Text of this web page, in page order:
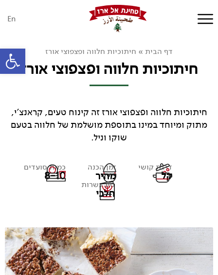
פתח
En
דף הבית » חיתוכיות חלווה ופצפוצי אורז
חיתוכיות חלווה ופצפוצי אורז
חיתוכיות חלווה ופצפוצי אורז זה קינוח טעים, קראנצ'י,
מתוק ומיוחד במינו בתוספת מושלמת של חלווה בטעם
שוקו וניל.
דרגת קושי
קל
זמן הכנה
מהיר
כמות סועדים
8-10
סוג כשרות
חלבי